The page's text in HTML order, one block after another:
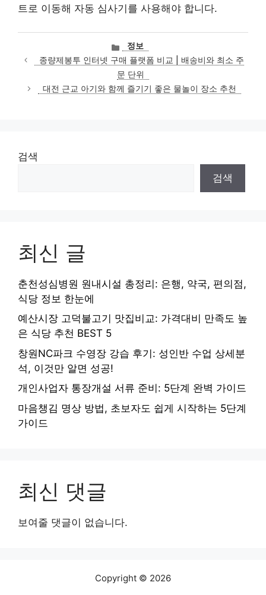
트로 이동해 자동 심사기를 사용해야 합니다.
카
테
고
리
정보
종량제봉투 인터넷 구매 플랫폼 비교 | 배송비와 최소 주
문 단위
대전 근교 아기와 함께 즐기기 좋은 물놀이 장소 추천
검색
검색
최신 글
춘천성심병원 원내시설 총정리: 은행, 약국, 편의점,
식당 정보 한눈에
예산시장 고덕불고기 맛집비교: 가격대비 만족도 높
은 식당 추천 BEST 5
창원NC파크 수영장 강습 후기: 성인반 수업 상세분
석, 이것만 알면 성공!
개인사업자 통장개설 서류 준비: 5단계 완벽 가이드
마음챙김 명상 방법, 초보자도 쉽게 시작하는 5단계
가이드
최신 댓글
보여줄 댓글이 없습니다.
Copyright © 2026